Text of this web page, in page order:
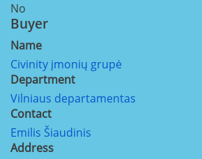
No
Buyer
Name
Civinity įmonių grupė
Department
Vilniaus departamentas
Contact
Emilis Šiaudinis
Address